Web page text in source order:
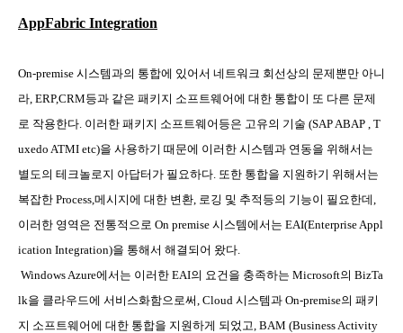
AppFabric Integration
On-premise 시스템과의 통합에 있어서 네트워크 회선상의 문제뿐만 아니
라 , ERP,CRM등과 같은 패키지 소프트웨어에 대한 통합이 또 다른 문제
로 작용한다 이러한 패키지 소프트웨어등은 고유의 기술 (SAP ABAP , T
uxedo ATMI etc)을 사용하기 때문에 이러한 시스템과 연동을 위해서는
별도의 테크놀로지 아답터가 필요하다 또한 통합을 지원하기 위해서는
복잡한 Process, 메시지에 대한 변환 로깅 및 추적등의 기능이 필요한데
이러한 영역은 전통적으로 On premise 시스템에서는 EAI(Enterprise Appl
ication Integration)을 통해서 해결되어 왔다
Windows Azure에서는 이러한 EAI의 요건을 충족하는 Microsoft의 BizTa
lk을 클라우드에 서비스화함으로써 , Cloud 시스템과 On-premise의 패키
지 소프트웨어에 대한 통합을 지원하게 되었고 , BAM (Business Activity